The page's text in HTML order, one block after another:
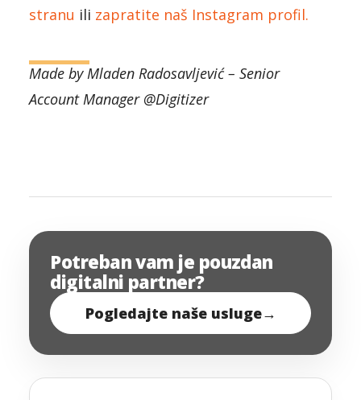
stranu ili zapratite naš Instagram profil.
Made by Mladen Radosavljević – Senior
Account Manager @Digitizer
Potreban vam je pouzdan
digitalni partner?
Pogledajte naše usluge→